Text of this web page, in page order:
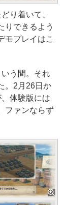
り着いて、
りできるよう
モプレイはこ
う間。それ
。2月26日か
体験版には
ファンならず